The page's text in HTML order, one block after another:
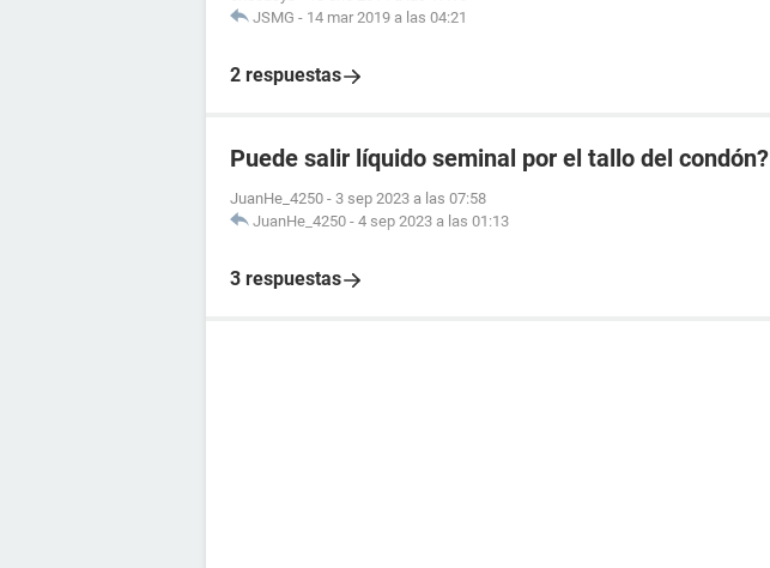
JSMG - 14 mar 2019 a las 04:21
2 respuestas
Puede salir líquido seminal por el tallo del condón?
JuanHe_4250 - 3 sep 2023 a las 07:58
JuanHe_4250 - 4 sep 2023 a las 01:13
3 respuestas